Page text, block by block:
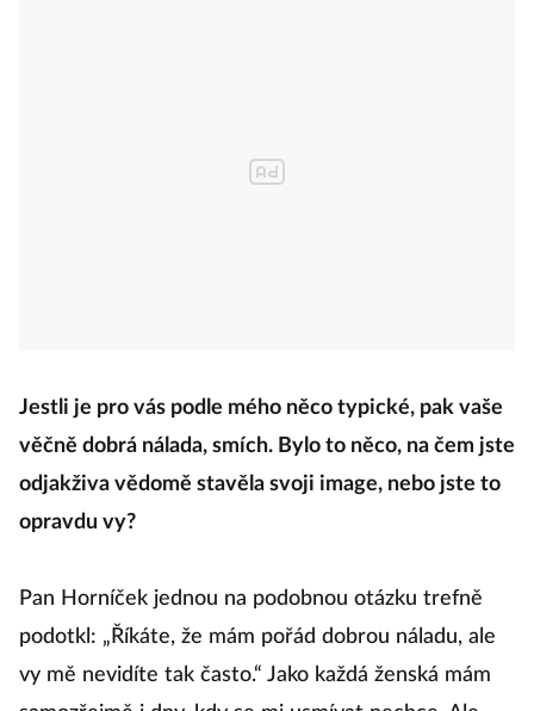
Jestli je pro vás podle mého něco typické, pak vaše
věčně dobrá nálada, smích. Bylo to něco, na čem jste
odjakživa vědomě stavěla svoji image, nebo jste to
opravdu vy?
Pan Horníček jednou na podobnou otázku trefně
podotkl: „Říkáte, že mám pořád dobrou náladu, ale
vy mě nevidíte tak často.“ Jako každá ženská mám